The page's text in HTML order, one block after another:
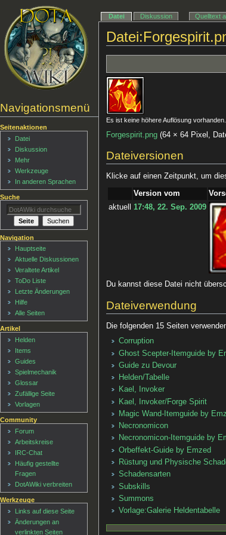
Es ist keine höhere Auflösung vorhanden.
Forgespirit.png ‎(64 × 64 Pixel,
Dateiversionen
Klicke auf einen Zeitpunkt, um
Version vom
aktuell
17:48, 22. Sep. 2009
Du kannst diese Datei nicht
Dateiverwendung
Die folgenden 15 Seiten
Corruption
Ghost Scepter-Itemguide by
Guide zu Devour
Helden/Tabelle
Kael, Invoker
Kael, Invoker/Forge Spirit
Magic Wand-Itemguide by
Necronomicon
Necronomicon-Itemguide by
Orbeffekt-Guide by Emzed
Rüstung und Physische
Schadensarten
Subskills
Summons
Vorlage:Galerie Heldentabelle
Navigationsmenü
Datei Diskussion Quelltext
Seitenaktionen
Datei
Diskussion
Mehr
Werkzeuge
In anderen Sprachen
Suche
Navigation
Hauptseite
Aktuelle Diskussionen
Veraltete Artikel
ToDo Liste
Letzte Änderungen
Hilfe
Alle Seiten
Artikel
Helden
Items
Guides
Spielmechanik
Glossar
Zufällige Seite
Vorlagen
Community
Forum
Arbeitskreise
IRC-Chat
Häufig gestellte
Fragen
DotAWiki verbreiten
Werkzeuge
Links auf diese Seite
Änderungen an
verlinkten Seiten